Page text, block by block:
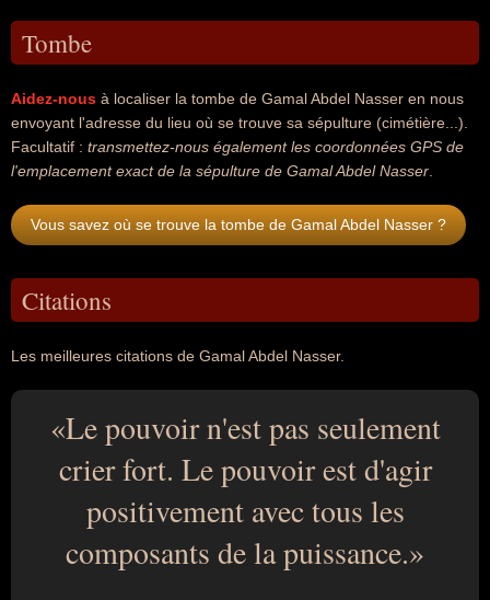
Tombe
Aidez-nous à localiser la tombe de Gamal Abdel Nasser en nous
envoyant l'adresse du lieu où se trouve sa sépulture (cimétière...).
Facultatif : transmettez-nous également les coordonnées GPS de
l'emplacement exact de la sépulture de Gamal Abdel Nasser
Vous savez où se trouve la tombe de Gamal Abdel Nasser ?
Citations
Les meilleures citations de Gamal Abdel Nasser.
Le pouvoir n'est pas seulement
crier fort. Le pouvoir est d'agir
positivement avec tous les
composants de la puissance.